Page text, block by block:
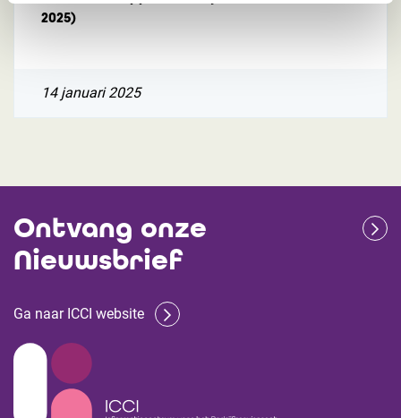
2025)
14 januari 2025
Ontvang onze
Nieuwsbrief
Ga naar ICCI website